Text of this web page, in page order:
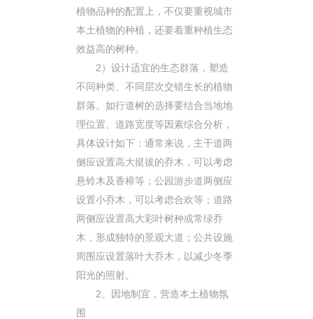
植物品种的配置上，不仅要重视城市
本土植物的种植，还要着重种植生态
效益高的树种。
2）设计适宜的生态群落，塑造
不同种类、不同层次交错生长的植物
群落。如行道树的选择要结合当地地
理位置、道路宽度等因素综合分析，
具体设计如下：通常来说，主干道两
侧应设置高大挺拔的乔木，可以考虑
悬铃木及香樟等；公园游步道两侧应
设置小乔木，可以考虑合欢等；道路
两侧应设置高大彩叶树种或常绿乔
木，形成独特的景观大道；公共设施
周围应设置落叶大乔木，以减少冬季
阳光的照射。
2、因地制宜，营造本土植物氛
围